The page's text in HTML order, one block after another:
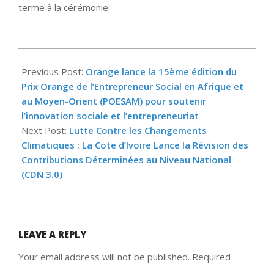
terme à la cérémonie.
03-
12
Previous Post: Orange lance la 15ème édition du
Prix Orange de l’Entrepreneur Social en Afrique et
au Moyen-Orient (POESAM) pour soutenir
l’innovation sociale et l’entrepreneuriat
Next Post: Lutte Contre les Changements
Climatiques : La Cote d’Ivoire Lance la Révision des
Contributions Déterminées au Niveau National
(CDN 3.0)
LEAVE A REPLY
Your email address will not be published. Required